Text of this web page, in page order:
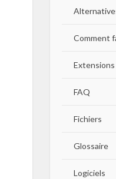
Comment
Extensions
FAQ
Fichiers
Glossaire
Logiciels